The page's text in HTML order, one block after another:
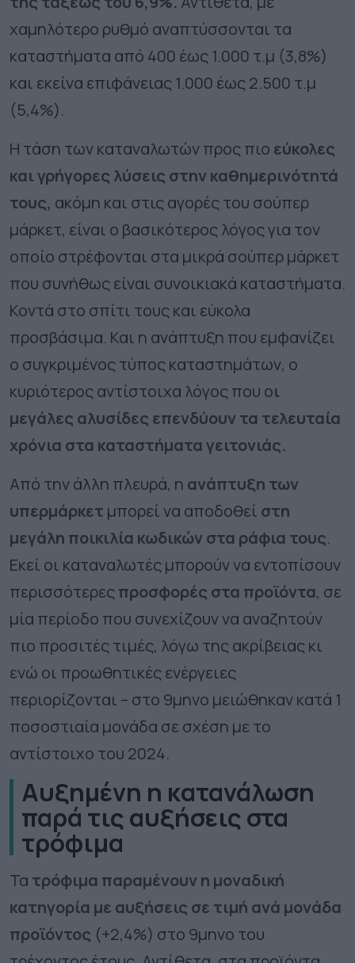
χαμηλότερο ρυθμό αναπτύσσονται τα
καταστήματα από 400 έως 1.000 τ.μ (3,8%)
και εκείνα επιφάνειας 1.000 έως 2.500 τ.μ
(5,4%).
Η τάση των καταναλωτών προς πιο εύκολες
και γρήγορες λύσεις στην καθημερινότητά
τους, ακόμη και στις αγορές του σούπερ
μάρκετ, είναι ο βασικότερος λόγος για τον
οποίο στρέφονται στα μικρά σούπερ μάρκετ
που συνήθως είναι συνοικιακά καταστήματα.
Κοντά στο σπίτι τους και εύκολα
προσβάσιμα. Και η ανάπτυξη που εμφανίζει
ο συγκριμένος τύπος καταστημάτων, ο
κυριότερος αντίστοιχα λόγος που οι
μεγάλες αλυσίδες επενδύουν τα τελευταία
χρόνια στα καταστήματα γειτονιάς.
Από την άλλη πλευρά, η ανάπτυξη των
υπερμάρκετ μπορεί να αποδοθεί στη
μεγάλη ποικιλία κωδικών στα ράφια τους.
Εκεί οι καταναλωτές μπορούν να εντοπίσουν
περισσότερεςπροσφορές στα προϊόντα, σε
μία περίοδο που συνεχίζουν να αναζητούν
πιο προσιτές τιμές, λόγω της ακρίβειας κι
ενώ οι προωθητικές ενέργειες
περιορίζονται – στο 9μηνο μειώθηκαν κατά 1
ποσοστιαία μονάδα σε σχέση με το
αντίστοιχο του 2024.
Αυξημένη η κατανάλωση
παρά τις αυξήσεις στα
τρόφιμα
Τα τρόφιμα παραμένουν η μοναδική
κατηγορία με αυξήσεις σε τιμή ανά μονάδα
προϊόντος (+2,4%) στο 9μηνο του